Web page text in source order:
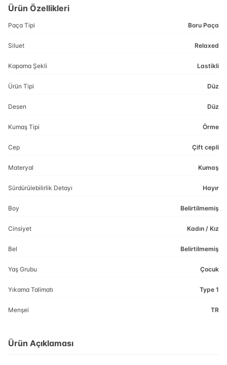
Ürün Özellikleri
Paça Tipi Boru Paça
Siluet Relaxed
Kapama Şekli Lastikli
Ürün Tipi Düz
Desen Düz
Kumaş Tipi Örme
Cep Çift cepli
Materyal Kumaş
Sürdürülebilirlik Detayı Hayır
Boy Belirtilmemiş
Cinsiyet Kadın / Kız
Bel Belirtilmemiş
Yaş Grubu Çocuk
Yıkama Talimatı Type 1
Menşei TR
Ürün Açıklaması